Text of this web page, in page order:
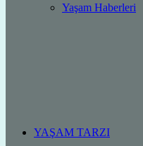
Yaşam Haberleri
YAŞAM TARZI